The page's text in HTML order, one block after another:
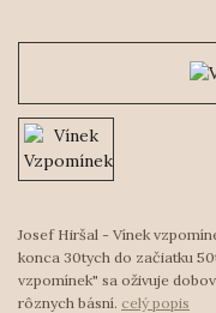
Josef Hiršal - Vínek
konca 30tych do začiatku
vzpomínek" sa oživuje
rôznych básní. celý popis